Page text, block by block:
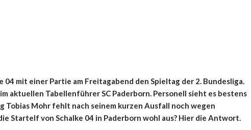
mit einer Partie am Freitagabend den Spieltag der 2. Bundesliga.
aktuellen Tabellenführer SC Paderborn. Personell sieht es bestens
Tobias Mohr fehlt nach seinem kurzen Ausfall noch wegen
Startelf von Schalke 04 in Paderborn wohl aus? Hier die Antwort.